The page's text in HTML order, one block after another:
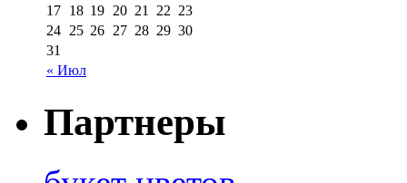
« Июл
17 18 19 20 21 22 23
24 25 26 27 28 29 30
31
Партнеры